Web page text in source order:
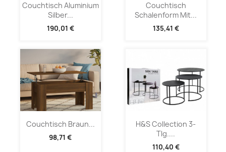
Couchtisch Aluminium
Silber...
190,01 €
Couchtisch
Schalenform Mit...
135,41 €
Couchtisch Braun...
98,71 €
H&S Collection 3-
Tlg....
110,40 €